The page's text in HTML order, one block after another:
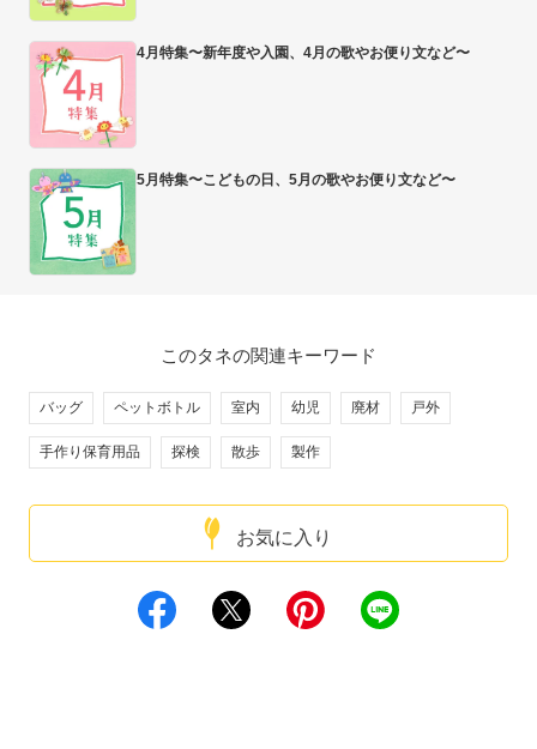
4月特集〜新年度や入園、4月の歌やお便り文など〜
5月特集〜こどもの日、5月の歌やお便り文など〜
お気に入り
このタネの関連キーワード
バッグ ペットボトル 室内 幼児 廃材 戸外
手作り保育用品 探検 散歩 製作